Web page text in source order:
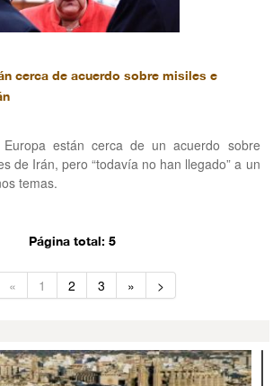
cerca de acuerdo sobre misiles e
están cerca de un acuerdo sobre
de Irán, pero “todavía no han llegado” a un
temas.
Página total: 5
« 1 2 3 » >